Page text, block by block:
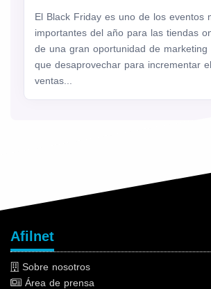
El Black Friday es uno de los eventos
importantes del año para las tiendas
de una gran oportunidad de
que desaprovechar para incrementar
ventas...
Afilnet
Sobre nosotros
Área de prensa